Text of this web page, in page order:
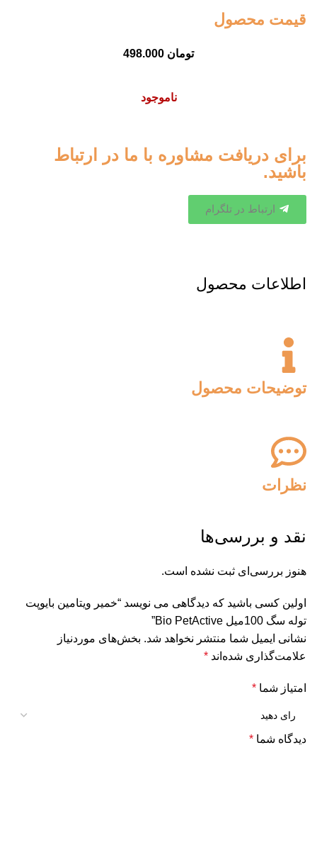
قیمت محصول
تومان
ناموجود
برای دریافت مشاوره با ما در ارتباط
باشید.
ارتباط در تلگرام
توضیحات محصول
اطلاعات محصول
نظرات
نقد و بررسی‌ها
هنوز بررسی‌ای ثبت نشده است.
اولین کسی باشید که دیدگاهی می نویسد “خمير ويتامين بايوپت
توله سگ 100میل Bio PetActive”
نشانی ایمیل شما منتشر نخواهد شد. بخش‌های موردنیاز
علامت‌گذاری شده‌اند *
امتیاز شما *
دیدگاه شما *